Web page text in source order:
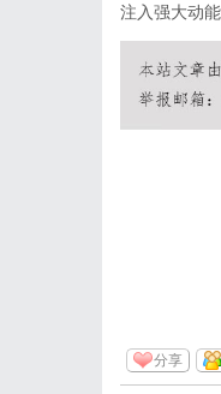
注入强大动能
分享